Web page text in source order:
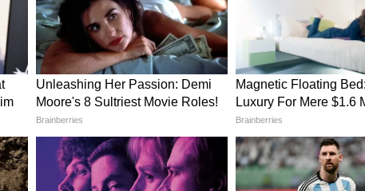
पर 'अकाउंटेंट' के नाम का रहस्यमयी खेल
लिए एक और बड़ा पत्ता खेला है। उसने पुलिस को बताया कि
था, लेकिन उसने होटल का रोजमर्रा का पूरा कामकाज अपने
रखा था। सस्पेंस की बात यह है कि होटल के संचालन से जुड़े कई
लवकेश के बजाय इसी जय मिश्रा के नाम पर रजिस्टर्ड हैं।